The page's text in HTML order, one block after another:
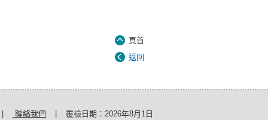
頁首
返回
聯絡我們 覆檢日期： 2026年8月1日